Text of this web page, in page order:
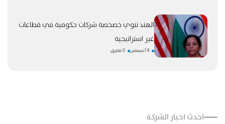
الهند تنوي خصخصة شركات حكومية في قطاعات
غير استراتيجية
9 أغسطس 0 تعليق
احدث اخبار الشركة